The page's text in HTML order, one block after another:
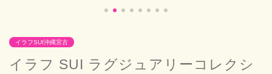
イラフSUI沖縄宮古
イラフ SUI ラグジュアリーコレクシ